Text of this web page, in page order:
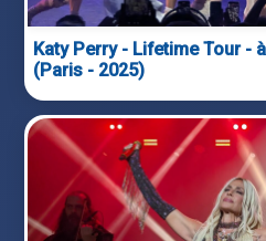
Katy Perry - Lifetime Tour -
(Paris - 2025)